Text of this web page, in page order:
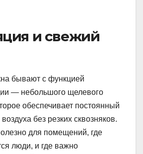
и свежий
бывают с функцией
— небольшого щелевого
обеспечивает постоянный
без резких сквозняков.
для помещений, где
люди, и где важно